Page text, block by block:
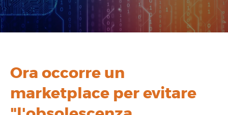
Ora occorre un
marketplace per evitare